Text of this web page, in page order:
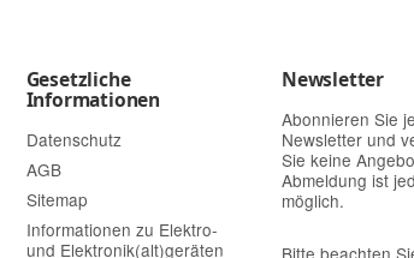
Gesetzliche
Informationen
Datenschutz
AGB
Sitemap
Informationen zu Elektro-
und Elektronik(alt)geräten
Newsletter
Abonnieren Sie
Newsletter und
Sie keine
Abmeldung ist
möglich.
Bitte beachten